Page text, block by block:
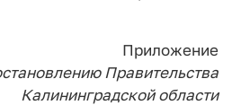
Приложение
Правительства
Калининградской области